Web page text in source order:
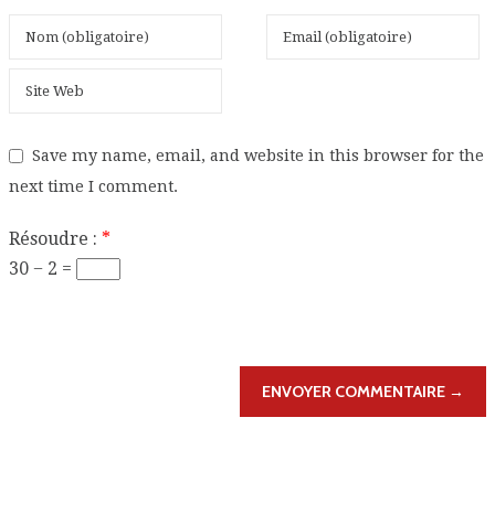
Save my name, email, and website in this browser for the
next time I comment.
Résoudre : *
30 − 2 =
ENVOYER COMMENTAIRE →